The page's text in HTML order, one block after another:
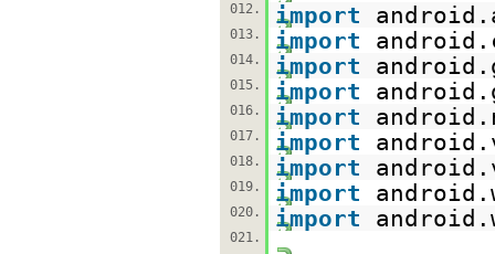
012.
import
013. import
014. import
015. import
016. import
017. import
018. import
019. import
020. import
021.